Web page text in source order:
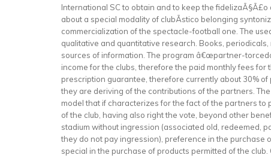
International SC to obtain and to keep the
about a special modality of clubÃ­stico belonging
commercialization of the spectacle-football one. The
qualitative and quantitative research. Books,
sources of information. The program â€œpartner-
income for the clubs, therefore the paid monthly fees
prescription guarantee, therefore currently about 30%
they are deriving of the contributions of the partners.
model that if characterizes for the fact of the partners to
of the club, having also right the vote, beyond other
stadium without ingression (associated old, redeemed,
they do not pay ingression), preference in the purchase
special in the purchase of products permitted of the